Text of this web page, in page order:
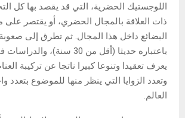
اللوجستيك الحضرية، التي قد يقصد بها كل
ذات العلاقة بالمجال الحضري، أو يقتصر على
البضائع داخل هذا المجال. ثم تطرق إلى
باعتباره حديثا (أقل من 30 سنة)،
يعرف تعقيدا وتنوعا كبيرا ناتجا عن تركيبة
وتعدد الزوايا التي ينظر منها للموضوع بتعدد
العالم.